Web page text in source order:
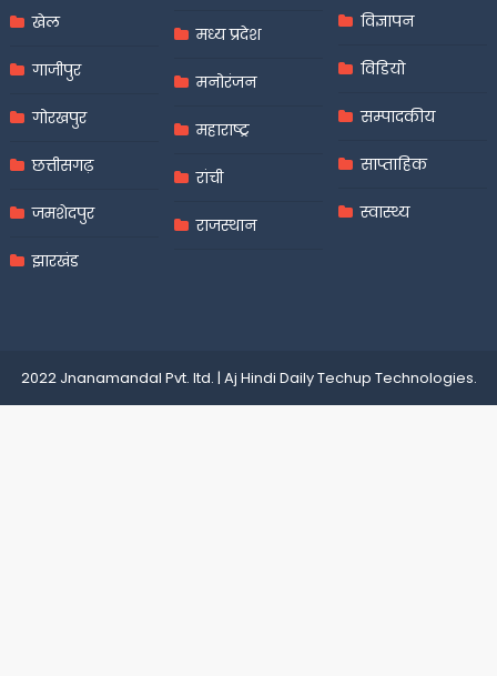
खेल
गाजीपुर
गोरखपुर
छत्तीसगढ़
जमशेदपुर
झारखंड
मध्य प्रदेश
मनोरंजन
महाराष्ट्र
रांची
राजस्थान
विज्ञापन
विडियो
सम्पादकीय
साप्ताहिक
स्वास्थ्य
2022 Jnanamandal Pvt. ltd. | Aj Hindi DailyTechup Technologies.